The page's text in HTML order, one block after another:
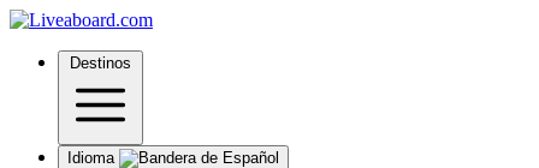
Destinos
Idioma